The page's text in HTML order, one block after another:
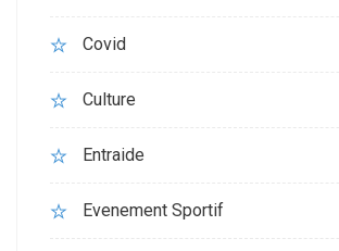
Covid
Culture
Entraide
Evenement Sportif